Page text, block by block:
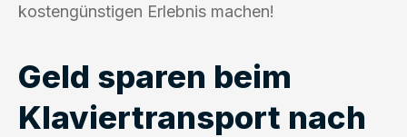
kostengünstigen Erlebnis machen!
Geld sparen beim
Klaviertransport nach